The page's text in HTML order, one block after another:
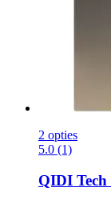
2 opties
5.0 (1)
QIDI Tech